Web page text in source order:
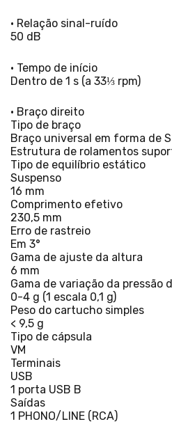
• Relação sinal-ruído
50 dB
• Tempo de início
Dentro de 1 s (a 33⅓ rpm)
• Braço direito
Tipo de braço
Braço universal em forma de S
Estrutura de rolamentos
Tipo de equilíbrio estático
Suspenso
16 mm
Comprimento efetivo
230,5 mm
Erro de rastreio
Em 3°
Gama de ajuste da altura
6 mm
Gama de variação da pressão
0-4 g (1 escala 0,1 g)
Peso do cartucho simples
< 9,5 g
Tipo de cápsula
VM
Terminais
USB
1 porta USB B
Saídas
1 PHONO/LINE (RCA)